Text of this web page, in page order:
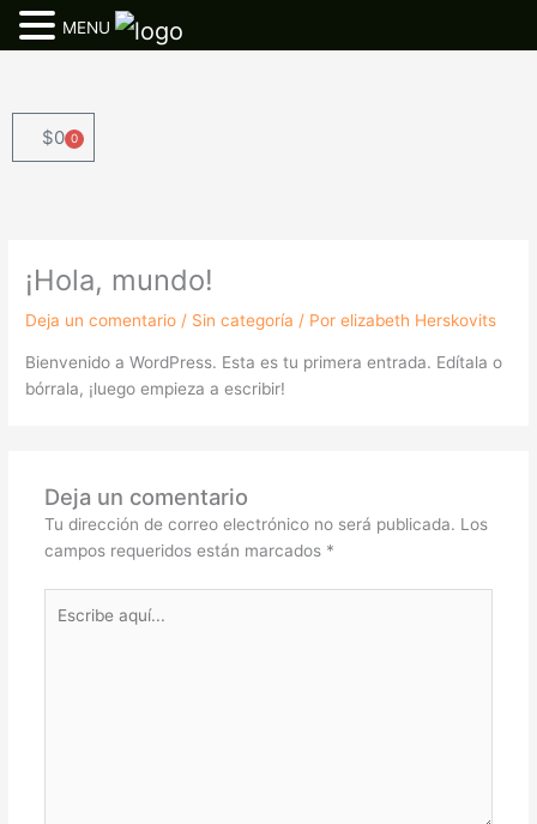
contenido
$0 0
Cart
¡Hola, mundo!
Deja un comentario / Sin categoría / Porelizabeth Herskovits
Bienvenido a WordPress. Esta es tu primera entrada. Edítala o
bórrala, ¡luego empieza a escribir!
Deja un comentario
Tu dirección de correo electrónico no será publicada. Los
campos requeridos están marcados *
aquí...
MENU